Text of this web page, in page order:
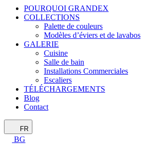
POURQUOI GRANDEX
COLLECTIONS
Palette de couleurs
Modèles d’éviers et de lavabos
GALERIE
Cuisine
Salle de bain
Installations Commerciales
Escaliers
TÉLÉCHARGEMENTS
Blog
Contact
FR
BG